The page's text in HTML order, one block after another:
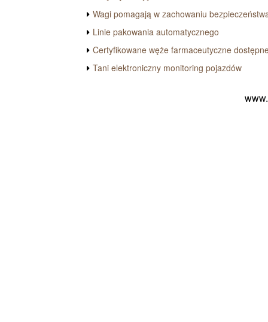
Wagi pomagają w zachowaniu
Linie pakowania automatycznego
Certyfikowane węże farmaceutyczne
Tani elektroniczny monitoring pojazdów